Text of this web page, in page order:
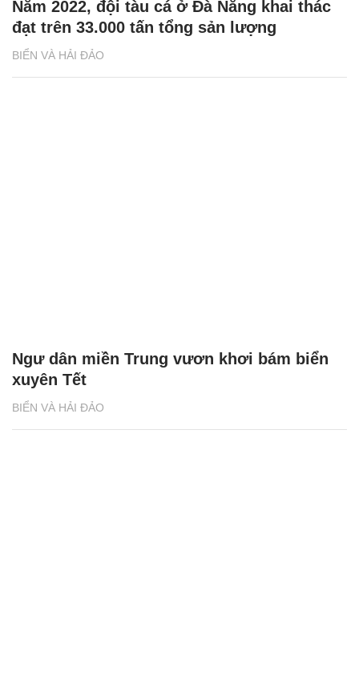
BIỂN VÀ HẢI ĐẢO
Năm 2022, đội tàu cá ở Đà Nẵng khai thác
đạt trên 33.000 tấn tổng sản lượng
BIỂN VÀ HẢI ĐẢO
Ngư dân miền Trung vươn khơi bám biển
xuyên Tết